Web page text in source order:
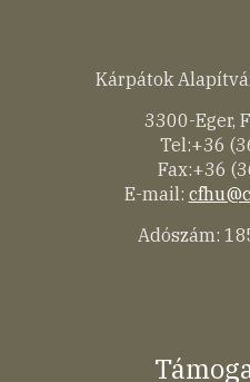
Kárpátok
3300-Eger,
Tel:+36
Fax:+36
E-mail:
Adószám: